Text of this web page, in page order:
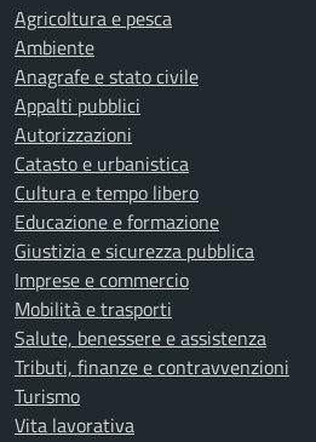
Agricoltura e pesca
Ambiente
Anagrafe e stato civile
Appalti pubblici
Autorizzazioni
Catasto e urbanistica
Cultura e tempo libero
Educazione e formazione
Giustizia e sicurezza pubblica
Imprese e commercio
Mobilità e trasporti
Salute, benessere e assistenza
Tributi, finanze e contravvenzioni
Turismo
Vita lavorativa